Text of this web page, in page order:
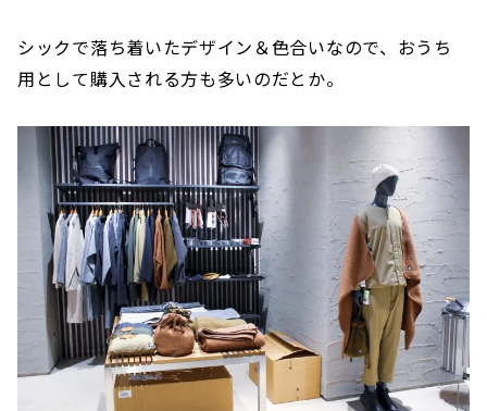
シックで落ち着いたデザイン＆色合いなので、おうち
用として購入される方も多いのだとか。